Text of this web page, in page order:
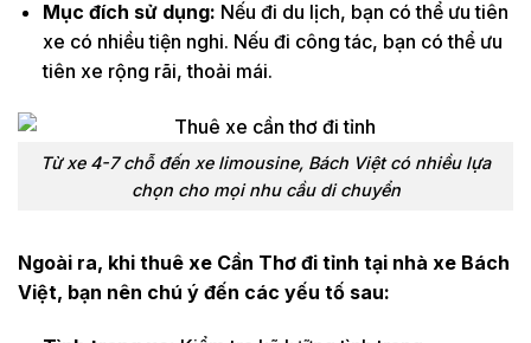
Mục đích sử dụng: Nếu đi du lịch, bạn có thể ưu tiên
xe có nhiều tiện nghi. Nếu đi công tác, bạn có thể ưu
tiên xe rộng rãi, thoải mái.
Từ xe 4-7 chỗ đến xe limousine, Bách Việt có nhiều lựa
chọn cho mọi nhu cầu di chuyển
Ngoài ra, khi thuê xe Cần Thơ đi tỉnh tại nhà xe Bách
Việt, bạn nên chú ý đến các yếu tố sau: